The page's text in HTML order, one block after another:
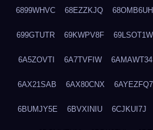
6899WHVC 68EZZKJQ 68OMB6UH
699GTUTR 69KWPV8F 69LSOT1W
6A5ZOVTI 6A7TVFIW 6AMAWT34
6AX21SAB 6AX80CNX 6AYEZFQ7
6BUMJY5E 6BVXINIU 6CJKUI7J